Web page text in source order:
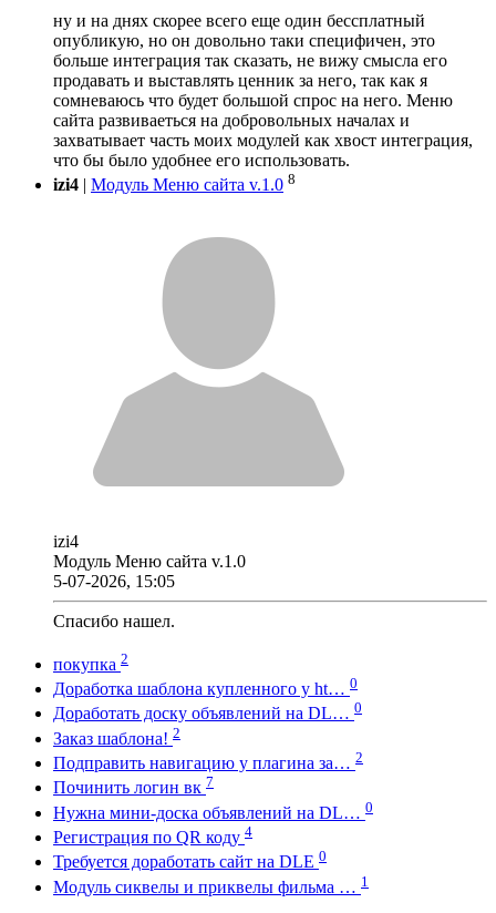
ну и на днях скорее всего еще один бессплатный
опубликую, но он довольно таки специфичен, это
больше интеграция так сказать, не вижу смысла его
продавать и выставлять ценник за него, так как я
сомневаюсь что будет большой спрос на него. Меню
сайта развиваеться на добровольных началах и
захватывает часть моих модулей как хвост интеграция,
что бы было удобнее его использовать.
izi4 | Модуль Меню сайта v.1.0 8
izi4
Модуль Меню сайта v.1.0
5-07-2026, 15:05
Спасибо нашел.
покупка 2
Доработка шаблона купленного у ht… 0
Доработать доску объявлений на DL… 0
Заказ шаблона! 2
Подправить навигацию у плагина за… 2
Починить логин вк 7
Нужна мини-доска объявлений на DL… 0
Регистрация по QR коду 4
Требуется доработать сайт на DLE 0
Модуль сиквелы и приквелы фильма … 1